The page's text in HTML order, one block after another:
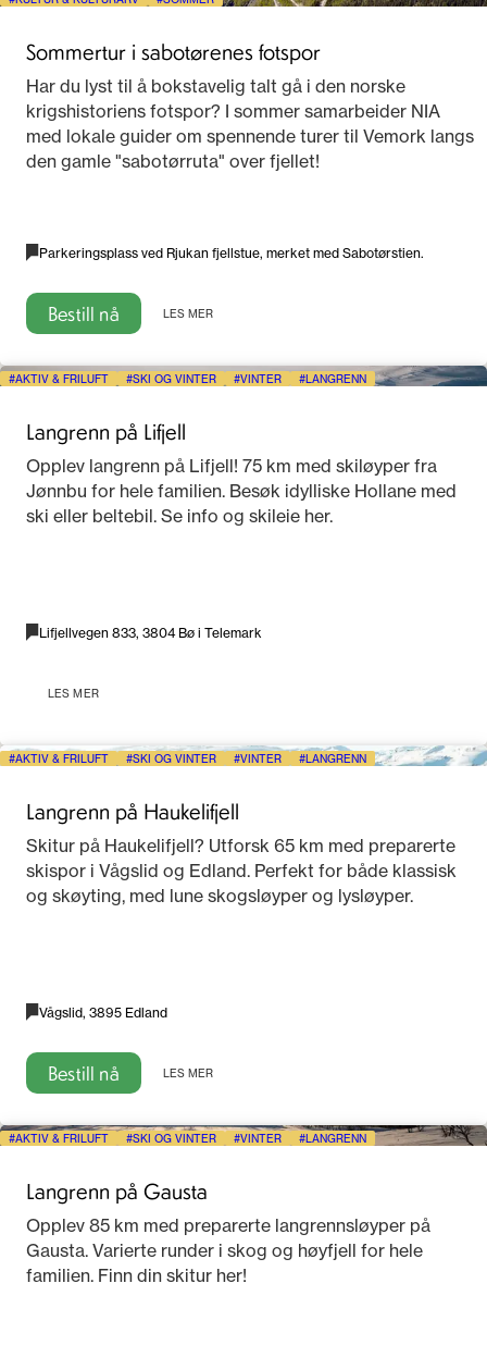
Sommertur i sabotørenes fotspor
Har du lyst til å bokstavelig talt gå i den norske
krigshistoriens fotspor? I sommer samarbeider NIA
med lokale guider om spennende turer til Vemork langs
den gamle "sabotørruta" over fjellet!
Parkeringsplass ved Rjukan fjellstue, merket med Sabotørstien.
Bestill nå LES MER
AKTIV & FRILUFT SKI OG VINTER VINTER LANGRENN
Langrenn på Lifjell
Opplev langrenn på Lifjell! 75 km med skiløyper fra
Jønnbu for hele familien. Besøk idylliske Hollane med
ski eller beltebil. Se info og skileie her.
Lifjellvegen 833, 3804 Bø i Telemark
LES MER
AKTIV & FRILUFT SKI OG VINTER VINTER LANGRENN
Langrenn på Haukelifjell
Skitur på Haukelifjell? Utforsk 65 km med preparerte
skispor i Vågslid og Edland. Perfekt for både klassisk
og skøyting, med lune skogsløyper og lysløyper.
Vågslid, 3895 Edland
Bestill nå LES MER
AKTIV & FRILUFT SKI OG VINTER VINTER LANGRENN
Langrenn på Gausta
Opplev 85 km med preparerte langrennsløyper på
Gausta. Varierte runder i skog og høyfjell for hele
familien. Finn din skitur her!